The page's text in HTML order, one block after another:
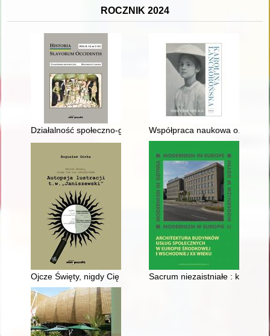
ROCZNIK 2024
Działalność społeczno-gospodarcza i polityczna Polaków na
Współpraca naukowa o.
Ojcze Święty, nigdy Cię nie zdradziłem" : autopsja lustracji t.
Sacrum niezaistniałe : kościół